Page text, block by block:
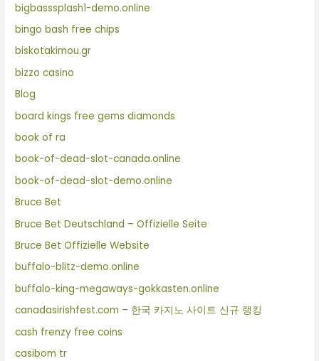
bigbasssplash1-demo.online
bingo bash free chips
biskotakimou.gr
bizzo casino
Blog
board kings free gems diamonds
book of ra
book-of-dead-slot-canada.online
book-of-dead-slot-demo.online
Bruce Bet
Bruce Bet Deutschland – Offizielle Seite
Bruce Bet Offizielle Website
buffalo-blitz-demo.online
buffalo-king-megaways-gokkasten.online
canadasirishfest.com – 한국 카지노 사이트 신규 랭킹
cash frenzy free coins
casibom tr